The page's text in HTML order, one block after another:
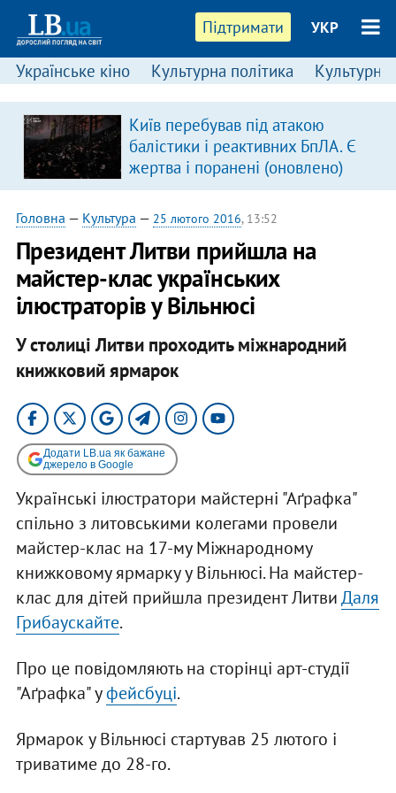
Підтримати УКР
Українське кіно Культурна політика Культурні
Київ перебував під атакою
балістики і реактивних БпЛА. Є
жертва і поранені (оновлено)
Головна — Культура — 25 лютого 2016, 13:52
Президент Литви прийшла на
майстер-клас українських
ілюстраторів у Вільнюсі
У столиці Литви проходить міжнародний
книжковий ярмарок
Додати LB.ua як бажане
джерело в Google
Українські ілюстратори майстерні "Аґрафка"
спільно з литовськими колегами провели
майстер-клас на 17-му Міжнародному
книжковому ярмарку у Вільнюсі. На майстер-
клас для дітей прийшла президент ЛитвиДаля
Грибаускайте.
Про це повідомляють на сторінці арт-студії
"Аґрафка" уфейсбуці.
Ярмарок у Вільнюсі стартував 25 лютого і
триватиме до 28-го.